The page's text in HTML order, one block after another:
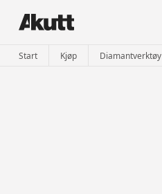
Start Kjøp Diamantverktøy